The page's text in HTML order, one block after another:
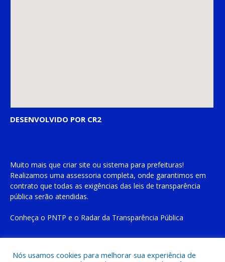
DESENVOLVIDO POR CR2
Muito mais que criar site ou sistema para prefeituras!
Realizamos uma assessoria completa, onde garantimos em
contrato que todas as exigências das leis de transparência
pública serão atendidas.
Conheça o PNTP e o Radar da Transparência Pública
Nós usamos cookies para melhorar sua experiência de